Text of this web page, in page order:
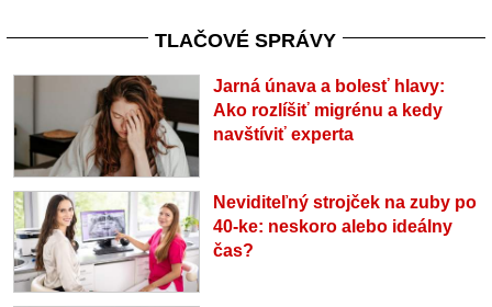
TLAČOVÉ SPRÁVY
Jarná únava a bolesť hlavy:
Ako rozlíšiť migrénu a kedy
navštíviť experta
Neviditeľný strojček na zuby po
40-ke: neskoro alebo ideálny
čas?